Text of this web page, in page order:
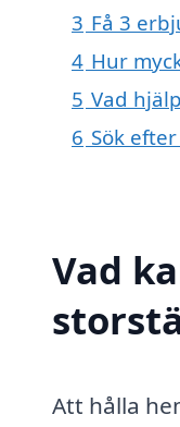
3 Få 3
4 Hur
5 Vad
6 Sök
Vad
Att hålla